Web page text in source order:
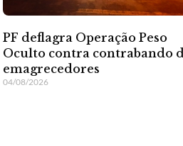
PF deflagra Operação Peso
Oculto contra contrabando
emagrecedores
04/08/2026